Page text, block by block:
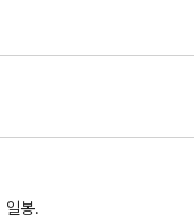
봉.